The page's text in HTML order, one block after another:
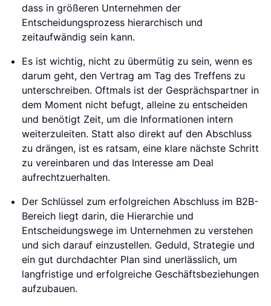
dass in größeren Unternehmen der
Entscheidungsprozess hierarchisch und
zeitaufwändig sein kann.
Es ist wichtig, nicht zu übermütig zu sein, wenn es
darum geht, den Vertrag am Tag des Treffens zu
unterschreiben. Oftmals ist der Gesprächspartner in
dem Moment nicht befugt, alleine zu entscheiden
und benötigt Zeit, um die Informationen intern
weiterzuleiten. Statt also direkt auf den Abschluss
zu drängen, ist es ratsam, eine klare nächste Schritt
zu vereinbaren und das Interesse am Deal
aufrechtzuerhalten.
Der Schlüssel zum erfolgreichen Abschluss im B2B-
Bereich liegt darin, die Hierarchie und
Entscheidungswege im Unternehmen zu verstehen
und sich darauf einzustellen. Geduld, Strategie und
ein gut durchdachter Plan sind unerlässlich, um
langfristige und erfolgreiche Geschäftsbeziehungen
aufzubauen.